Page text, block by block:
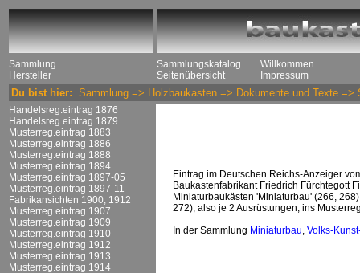
Sammlung
Hersteller
Sammlungskatalog
Seitenübersicht
Willkommen
Impressum
Du bist hier: Sammlung => Holzbaukasten => Dokumente und Texte =>
Handelsreg.eintrag 1876
Handelsreg.eintrag 1879
Musterreg.eintrag 1883
Musterreg.eintrag 1886
Musterreg.eintrag 1888
Musterreg.eintrag 1894
Musterreg.eintrag 1897-05
Musterreg.eintrag 1897-11
Fabrikansichten 1900, 1912
Musterreg.eintrag 1907
Musterreg.eintrag 1909
Musterreg.eintrag 1910
Musterreg.eintrag 1912
Musterreg.eintrag 1913
Musterreg.eintrag 1914
Eintrag im Deutschen Reichs-Anzeiger
Baukastenfabrikant Friedrich Fürchtegott
Miniaturbaukästen 'Miniaturbau' (266,
272), also je 2 Ausrüstungen, ins
In der Sammlung Miniaturbau, Volks-